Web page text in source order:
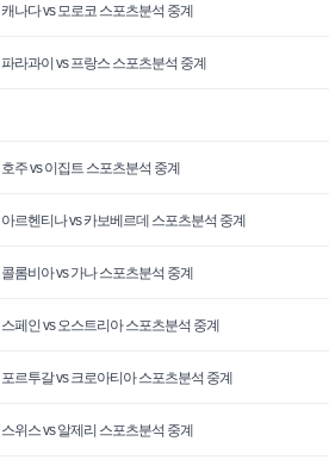
나다 vs 모로코 스포츠분석 중계
라과이 vs 프랑스 스포츠분석 중계
주 vs 이집트 스포츠분석 중계
르헨티나 vs 카보베르데 스포츠분석 중계
롬비아 vs 가나 스포츠분석 중계
페인 vs 오스트리아 스포츠분석 중계
르투갈 vs 크로아티아 스포츠분석 중계
위스 vs 알제리 스포츠분석 중계